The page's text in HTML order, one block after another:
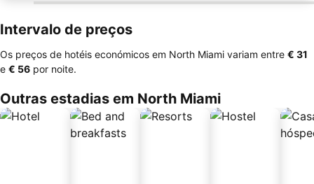
Intervalo de preços
Os preços de hotéis económicos em North Miami variam entre ‎€ 31
e ‎€ 56 por noite.
Outras estadias em North Miami